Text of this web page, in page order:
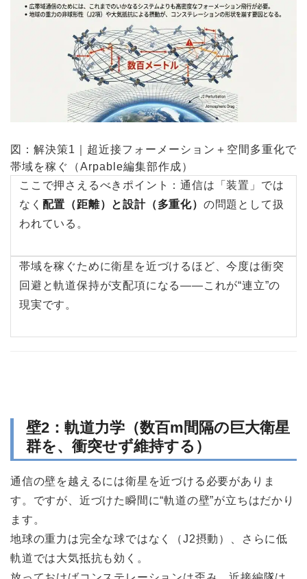
図：解決策1｜超近接フォーメーション＋空間多重化で
帯域を稼ぐ（Arpable編集部作成）
ここで押さえるべきポイント：通信は「装置」では
なく 配置（距離）と設計（多重化） の問題として扱
われている。
帯域を稼ぐために衛星を近づけるほど、今度は衝突
回避と軌道保持が支配項になる――これが“連立”の
現実です。
壁2：軌道力学（数百m間隔の巨大衛星
群を、衝突せず維持する）
通信の壁を越えるには衛星を近づける必要がありま
す。ですが、近づけた瞬間に“軌道の壁”が立ちはだかり
ます。
地球の重力は完全な球ではなく（J2摂動）、さらに低
軌道では大気抵抗も効く。